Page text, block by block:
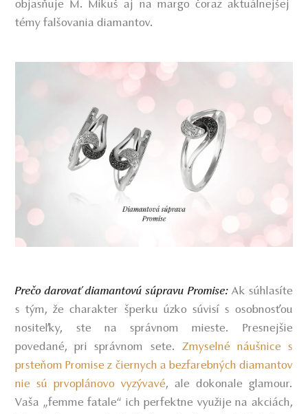
objasňuje M. Mikuš aj na margo čoraz aktuálnejšej
témy falšovania diamantov.
Prečo darovať diamantovú súpravu Promise: Ak súhlasíte
s tým, že charakter šperku úzko súvisí s osobnosťou
nositeľky, ste na správnom mieste. Presnejšie
povedané, pri správnom sete. Zmyselné náušnice s
prsteňom Promise z čiernych a bezfarebných diamantov
nie sú prvoplánovo vyzývavé, ale dokonale glamour.
Vaša „femme fatale“ ich perfektne využije na akciách,